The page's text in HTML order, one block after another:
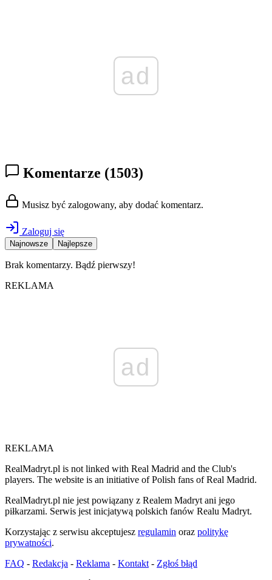
ad
Komentarze (1503)
Musisz być zalogowany, aby dodać komentarz.
Zaloguj się
Najnowsze Najlepsze
Brak komentarzy. Bądź pierwszy!
REKLAMA
ad
REKLAMA
RealMadryt.pl is not linked with Real Madrid and the Club's
players. The website is an initiative of Polish fans of Real Madrid.
RealMadryt.pl nie jest powiązany z Realem Madryt ani jego
piłkarzami. Serwis jest inicjatywą polskich fanów Realu Madryt.
Korzystając z serwisu akceptujesz regulamin oraz politykę
prywatności.
FAQ - Redakcja - Reklama - Kontakt - Zgłoś błąd